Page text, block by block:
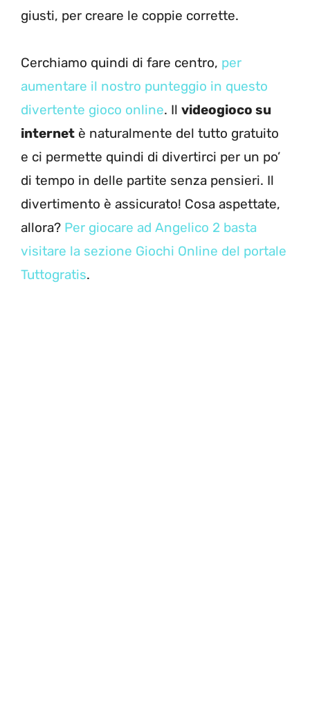
giusti, per creare le coppie corrette.
Cerchiamo quindi di fare centro, per
aumentare il nostro punteggio in questo
divertente gioco online. Il videogioco su
internet è naturalmente del tutto gratuito
e ci permette quindi di divertirci per un po’
di tempo in delle partite senza pensieri. Il
divertimento è assicurato! Cosa aspettate,
allora? Per giocare ad Angelico 2 basta
visitare la sezione Giochi Online del portale
Tuttogratis.